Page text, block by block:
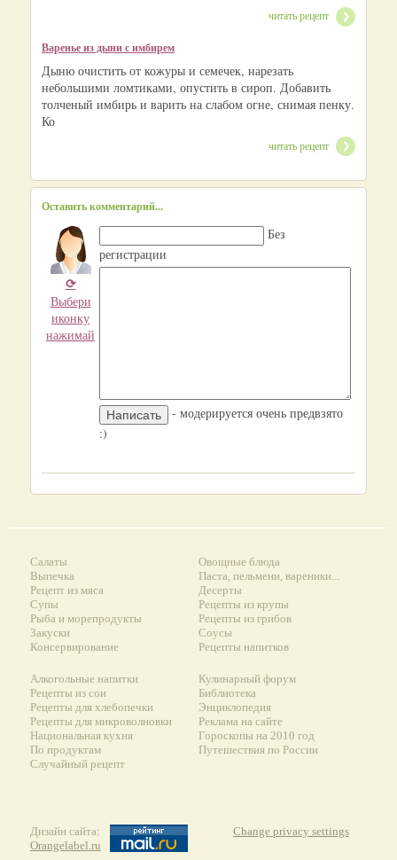
читать рецепт
Варенье из дыни с имбирем
Дыню очистить от кожуры и семечек, нарезать
небольшими ломтиками, опустить в сироп. Добавить
толченый имбирь и варить на слабом огне, снимая пенку.
Ко
читать рецепт
Оставить комментарий...
⟳
Выбери
иконку
нажимай
Без
регистрации
- модерируется очень предвзято
:)
Салаты
Выпечка
Рецепт из мяса
Супы
Рыба и морепродукты
Закуски
Консервирование
Овощные блюда
Паста, пельмени, вареники...
Десерты
Рецепты из крупы
Рецепты из грибов
Соусы
Рецепты напитков
Алкогольные напитки
Рецепты из сои
Рецепты для хлебопечки
Рецепты для микроволновки
Национальная кухня
По продуктам
Случайный рецепт
Кулинарный форум
Библиотека
Энциклопедия
Реклама на сайте
Гороскопы на 2010 год
Путешествия по России
Дизайн сайта:
Orangelabel.ru
Change privacy settings